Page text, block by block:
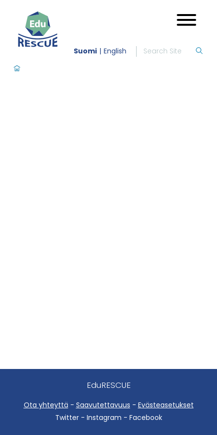
Suomi English
EduRESCUE
Ota yhteyttä - Saavutettavuus - Evästeasetukset
Twitter - Instagram - Facebook